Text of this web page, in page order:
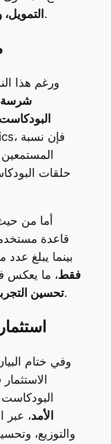
التمويل،.
ورغم هذا
شرسة
حلقات
أما من
قاعدة
بينما يبلغ
فقط، ما يعكس
تحسين.
وفي ختام
الأمد، عبر
والتوزيع،